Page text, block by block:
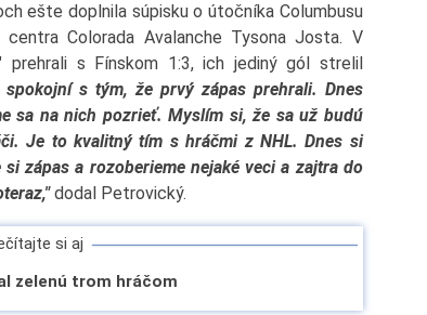
ešte doplnila súpisku o útočníka Columbusu
Colorada Avalanche Tysona Josta. V
prehrali s Fínskom 1:3, ich jediný gól strelil
s tým, že prvý zápas prehrali. Dnes
sa na nich pozrieť. Myslím si, že sa už budú
Je to kvalitný tím s hráčmi z NHL. Dnes si
zápas a rozoberieme nejaké veci a zajtra do
dodal Petrovický.
si aj
zelenú trom hráčom